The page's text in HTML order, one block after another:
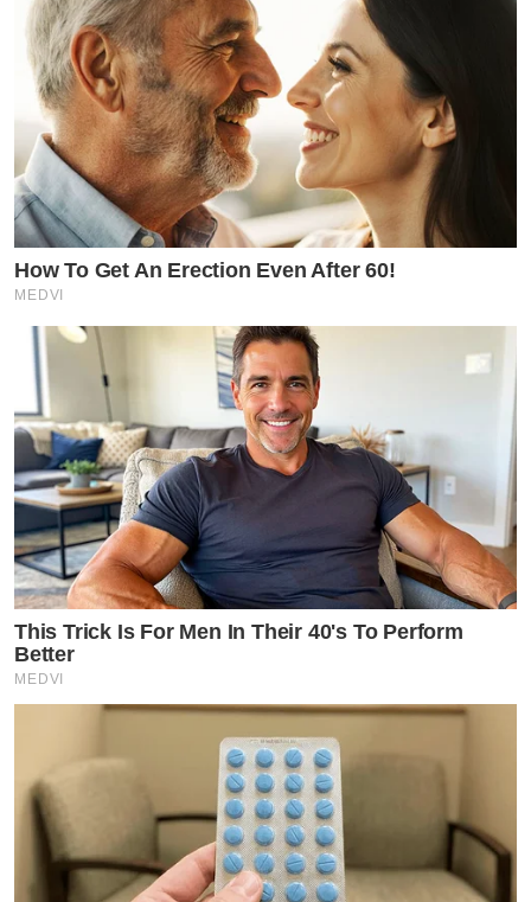
How To Get An Erection Even After 60!
MEDVI
This Trick Is For Men In Their 40's To Perform
Better
MEDVI